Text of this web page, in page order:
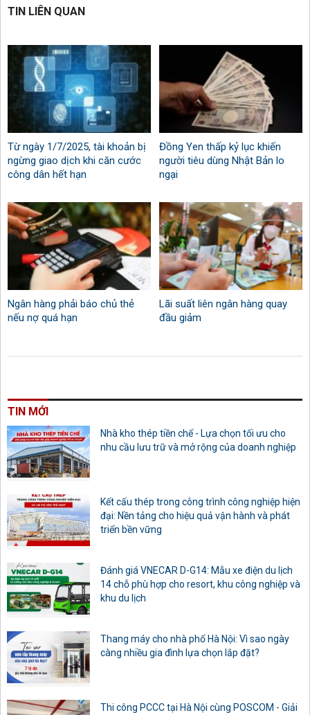
TIN LIÊN QUAN
Từ ngày 1/7/2025, tài khoản bị
ngừng giao dịch khi căn cước
công dân hết hạn
Đồng Yen thấp kỷ lục khiến
người tiêu dùng Nhật Bản lo
ngại
Ngân hàng phải báo chủ thẻ
nếu nợ quá hạn
Lãi suất liên ngân hàng quay
đầu giảm
TIN MỚI
Nhà kho thép tiền chế - Lựa chọn tối ưu cho
nhu cầu lưu trữ và mở rộng của doanh nghiệp
Kết cấu thép trong công trình công nghiệp hiện
đại: Nền tảng cho hiệu quả vận hành và phát
triển bền vững
Đánh giá VNECAR D-G14: Mẫu xe điện du lịch
14 chỗ phù hợp cho resort, khu công nghiệp và
khu du lịch
Thang máy cho nhà phố Hà Nội: Vì sao ngày
càng nhiều gia đình lựa chọn lắp đặt?
Thi công PCCC tại Hà Nội cùng POSCOM - Giải